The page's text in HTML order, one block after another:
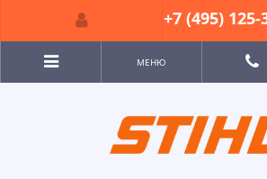
МЕНЮ
+7 (495) 125-